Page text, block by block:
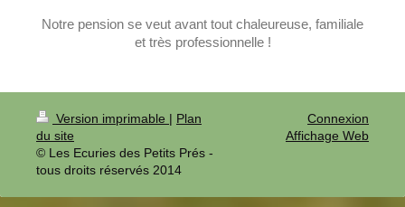
Notre pension se veut avant tout chaleureuse, familiale
et très professionnelle !
Version imprimable | Plan
du site
© Les Ecuries des Petits Prés -
tous droits réservés 2014
Connexion
Affichage Web